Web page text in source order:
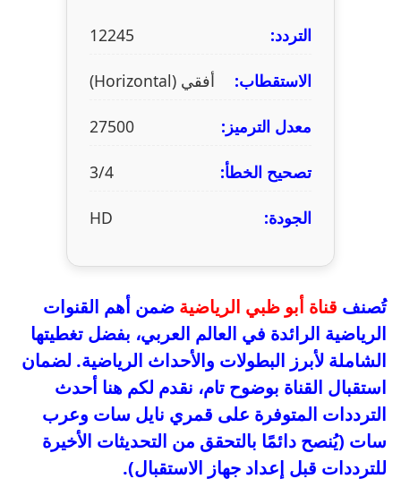
التردد: 12245
الاستقطاب: أفقي (Horizontal)
معدل الترميز: 27500
تصحيح الخطأ: 3/4
الجودة: HD
تُصنف قناة أبو ظبي الرياضية ضمن أهم القنوات
الرياضية الرائدة في العالم العربي، بفضل تغطيتها
الشاملة لأبرز البطولات والأحداث الرياضية. لضمان
استقبال القناة بوضوح تام، نقدم لكم هنا أحدث
الترددات المتوفرة على قمري نايل سات وعرب
سات (يُنصح دائمًا بالتحقق من التحديثات الأخيرة
للترددات قبل إعداد جهاز الاستقبال).